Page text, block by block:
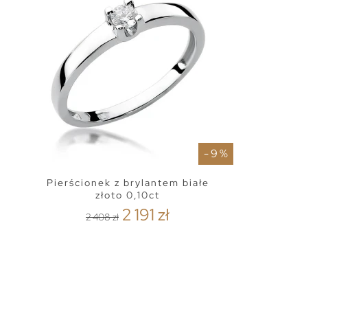
- 9 %
Pierścionek z brylantem białe
złoto 0,10ct
2 408 zł 2 191 zł